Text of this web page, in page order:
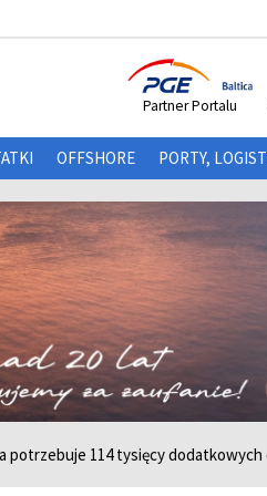
Partner Portalu
OFFSHORE PORTY,
potrzebuje 114 tysięcy